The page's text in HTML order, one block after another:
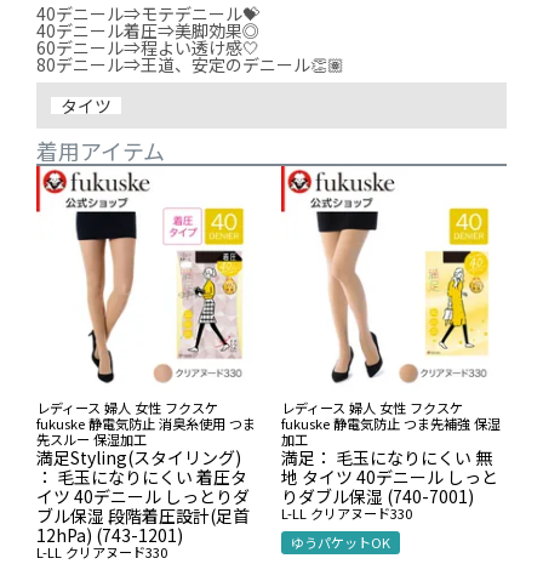
40デニール⇒モテデニール💝
40デニール着圧⇒美脚効果◎
60デニール⇒程よい透け感🤍
タイツ
着用アイテム
レディース 婦人 女性 フクスケ
fukuske 静電気防止 消臭糸使用 つま
先スルー 保湿加工
満足Styling(スタイリング)
： 毛玉になりにくい 着圧タ
イツ 40デニール しっとりダ
ブル保湿 段階着圧設計(足首
12hPa) (743-1201)
L-LL クリアヌード330
レディース 婦人 女性 フクスケ
fukuske 静電気防止 つま先補強 保湿
加工
満足： 毛玉になりにくい 無
地 タイツ 40デニール しっと
りダブル保湿 (740-7001)
L-LL クリアヌード330
ゆうパケットOK